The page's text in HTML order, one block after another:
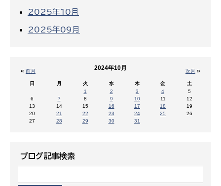
2025年10月
2025年09月
« 前月 次月 »
2024年10月
日 月 火 水 木 金
土
1
2 3 4
5
6
7 8 9 10 11
12
13
14 15 16 17 18
19
20
21 22 23 24 25
26
27
28 29 30 31
ブログ記事検索